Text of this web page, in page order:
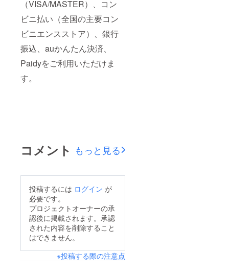
（VISA/MASTER）、コン
ビニ払い（全国の主要コン
ビニエンスストア）、銀行
振込、auかんたん決済、
Paidyをご利用いただけま
す。
コメント もっと見る
投稿するには ログイン が
必要です。
プロジェクトオーナーの承
認後に掲載されます。承認
された内容を削除すること
はできません。
※投稿する際の注意点